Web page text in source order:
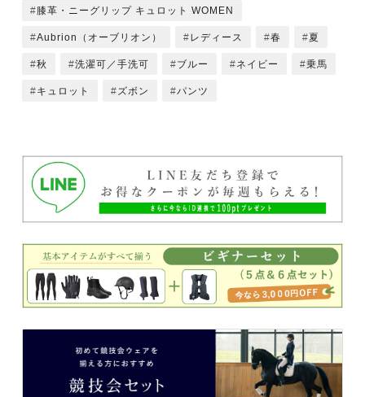
膝革・ニーグリップ キュロット WOMEN
Aubrion（オーブリオン） レディース 春 夏
秋 洗濯可／手洗可 ブルー ネイビー 乗馬
キュロット ズボン パンツ